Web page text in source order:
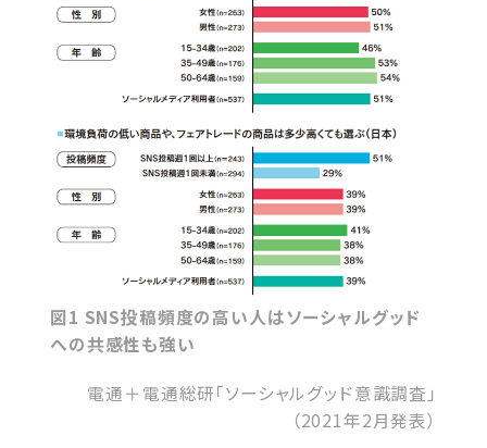
図1 SNS投稿頻度の高い人はソーシャルグッド
への共感性も強い
電通＋電通総研「ソーシャルグッド意識調査」
（2021年2月発表）